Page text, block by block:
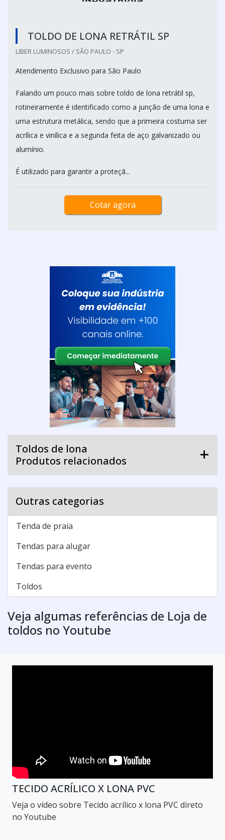
TOLDO DE LONA RETRÁTIL SP
LIBER LUMINOSOS / SÃO PAULO - SP
Atendimento Exclusivo para São Paulo
Falando um pouco mais sobre toldo de lona retrátil sp,
rotineiramente é identificado como a junção de uma lona e
uma estrutura metálica, sendo que a primeira costuma ser
acrílica e vinílica e a segunda feita de aço galvanizado ou
alumínio.
É utilizado para garantir a proteçã...
Cotar agora
Toldos de lona
Produtos relacionados
Outras categorias
Tenda de praia
Tendas para alugar
Tendas para evento
Toldos
Veja algumas referências de Loja de
toldos no Youtube
TECIDO ACRÍLICO X LONA PVC
Veja o vídeo sobre Tecido acrílico x lona PVC direto
no Youtube